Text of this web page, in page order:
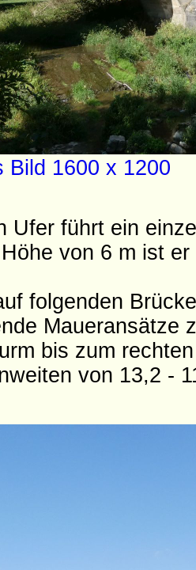
Bild 1600 x 1200
Ufer führt ein
von 6 m ist
folgenden
Maueransätze
bis zum
von 13,2 -